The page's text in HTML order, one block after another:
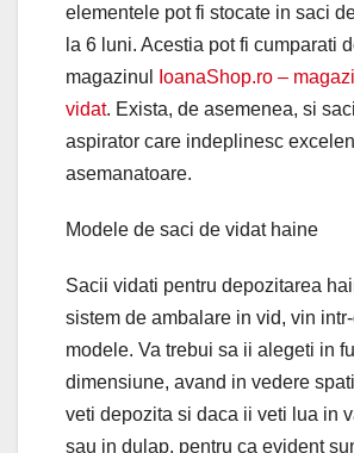
elementele pot fi stocate in saci
la 6 luni. Acestia pot fi cumparati
magazinul
IoanaShop.ro –
vidat. Exista, de asemenea, si
aspirator care indeplinesc
asemanatoare.
Modele de saci de vidat haine
Sacii vidati pentru depozitarea
sistem de ambalare in vid, vin
modele. Va trebui sa ii alegeti in
dimensiune, avand in vedere
veti depozita si daca ii veti lua in
sau in dulap, pentru ca evident